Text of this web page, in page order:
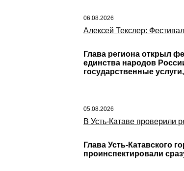
06.08.2026
Алексей Текслер:
Глава региона открыл
единства народов
государственные
05.08.2026
В Усть-Катаве проверили
Глава Усть-Катавского
проинспектировали